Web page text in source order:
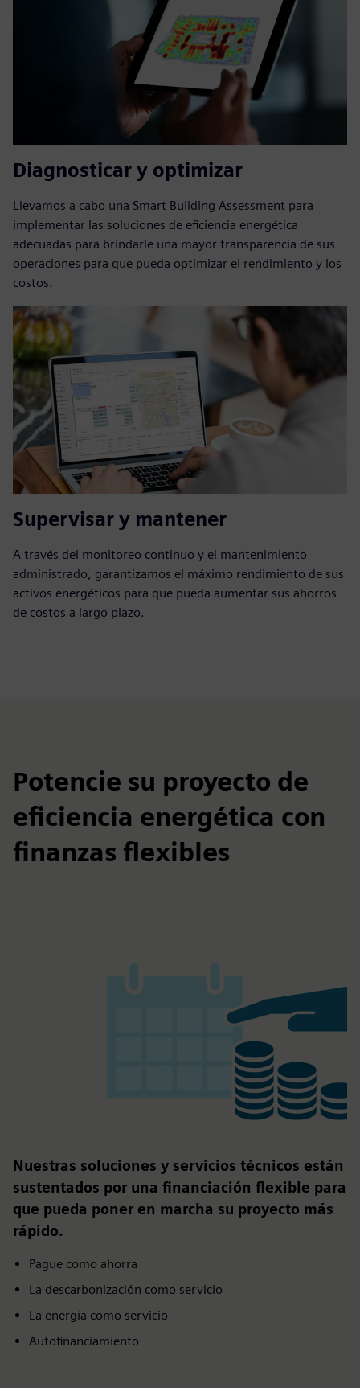
Diagnosticar y optimizar
Llevamos a cabo una Smart Building Assessment para
implementar las soluciones de eficiencia energética
adecuadas para brindarle una mayor transparencia de sus
operaciones para que pueda optimizar el rendimiento y los
costos.
Supervisar y mantener
A través del monitoreo continuo y el mantenimiento
administrado, garantizamos el máximo rendimiento de sus
activos energéticos para que pueda aumentar sus ahorros
de costos a largo plazo.
Potencie su proyecto de
eficiencia energética con
finanzas flexibles
Nuestras soluciones y servicios técnicos están
sustentados por una financiación flexible para
que pueda poner en marcha su proyecto más
rápido.
Pague como ahorra
La descarbonización como servicio
La energía como servicio
Autofinanciamiento